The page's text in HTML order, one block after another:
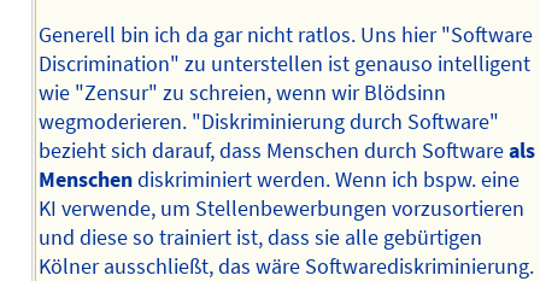
Generell bin ich da gar nicht ratlos. Uns hier "Software
Discrimination" zu unterstellen ist genauso intelligent
wie "Zensur" zu schreien, wenn wir Blödsinn
wegmoderieren. "Diskriminierung durch Software"
bezieht sich darauf, dass Menschen durch Softwareals
Menschendiskriminiert werden. Wenn ich bspw. eine
KI verwende, um Stellenbewerbungen vorzusortieren
und diese so trainiert ist, dass sie alle gebürtigen
Kölner ausschließt, das wäre Softwarediskriminierung.